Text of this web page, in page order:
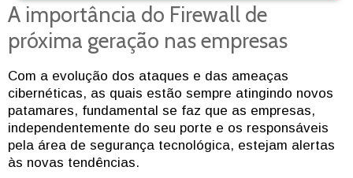
A importância do Firewall de
próxima geração nas empresas
Com a evolução dos ataques e das ameaças
cibernéticas, as quais estão sempre atingindo novos
patamares, fundamental se faz que as empresas,
independentemente do seu porte e os responsáveis
pela área de segurança tecnológica, estejam alertas
às novas tendências.